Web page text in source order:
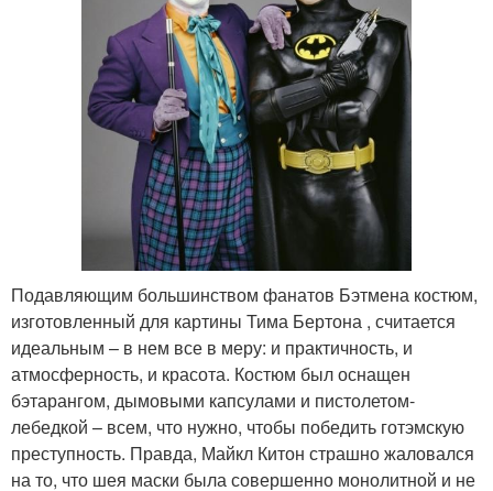
Подавляющим большинством фанатов Бэтмена костюм,
изготовленный для картины Тима Бертона , считается
идеальным – в нем все в меру: и практичность, и
атмосферность, и красота. Костюм был оснащен
бэтарангом, дымовыми капсулами и пистолетом-
лебедкой – всем, что нужно, чтобы победить готэмскую
преступность. Правда, Майкл Китон страшно жаловался
на то, что шея маски была совершенно монолитной и не